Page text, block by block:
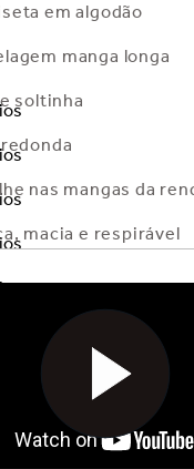
em algodão
manga longa
soltinha
nas mangas da
macia e respirável